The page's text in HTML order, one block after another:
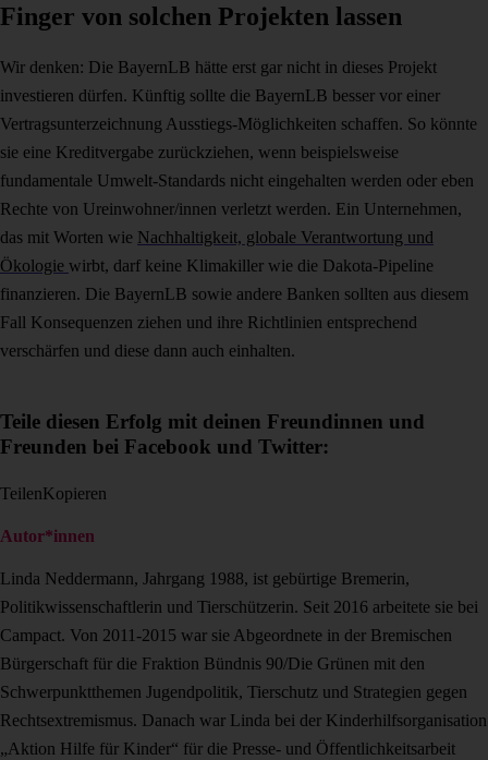
Finger von solchen Projekten lassen
Wir denken: Die BayernLB hätte erst gar nicht in dieses Projekt
investieren dürfen. Künftig sollte die BayernLB besser vor einer
Vertragsunterzeichnung Ausstiegs-Möglichkeiten schaffen. So könnte
sie eine Kreditvergabe zurückziehen, wenn beispielsweise
fundamentale Umwelt-Standards nicht eingehalten werden oder eben
Rechte von Ureinwohner/innen verletzt werden. Ein Unternehmen,
das mit Worten wie Nachhaltigkeit, globale Verantwortung und
Ökologie wirbt, darf keine Klimakiller wie die Dakota-Pipeline
finanzieren. Die BayernLB sowie andere Banken sollten aus diesem
Fall Konsequenzen ziehen und ihre Richtlinien entsprechend
verschärfen und diese dann auch einhalten.
Teile diesen Erfolg mit deinen Freundinnen und
Freunden bei Facebook und Twitter:
TeilenKopieren
Autor*innen
Linda Neddermann, Jahrgang 1988, ist gebürtige Bremerin,
Politikwissenschaftlerin und Tierschützerin. Seit 2016 arbeitete sie bei
Campact. Von 2011-2015 war sie Abgeordnete in der Bremischen
Bürgerschaft für die Fraktion Bündnis 90/Die Grünen mit den
Schwerpunktthemen Jugendpolitik, Tierschutz und Strategien gegen
Rechtsextremismus. Danach war Linda bei der Kinderhilfsorganisation
„Aktion Hilfe für Kinder“ für die Presse- und Öffentlichkeitsarbeit